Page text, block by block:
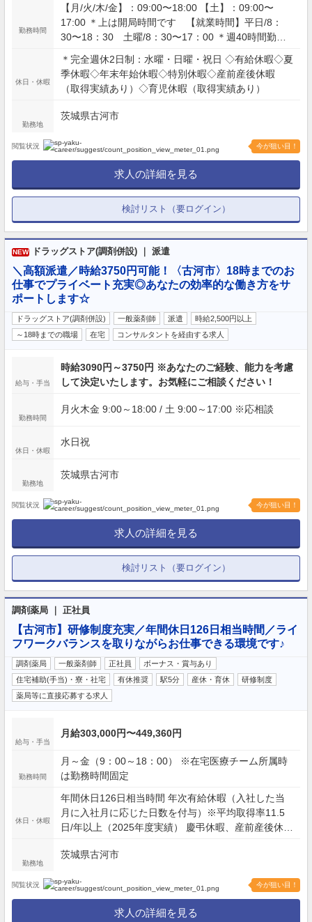
勤務時間
【月/火/木/金】：09:00〜18:00 【土】：09:00〜
17:00 ＊上は開局時間です 【就業時間】平日/8：
30〜18：30 土曜/8：30〜17：00 ＊週40時間勤務
休日・休暇
＊完全週休2日制：水曜・日曜・祝日 ◇有給休暇◇夏
季休暇◇年末年始休暇◇特別休暇◇産前産後休暇
（取得実績あり）◇育児休暇（取得実績あり）
勤務地
茨城県古河市
閲覧状況 今が狙い目！
求人の詳細を見る
検討リスト（要ログイン）
NEW ドラッグストア(調剤併設) ｜ 派遣
＼高額派遣／時給3750円可能！〈古河市〉18時までのお
仕事でプライベート充実◎あなたの効率的な働き方をサ
ポートします☆
ドラッグストア(調剤併設) 一般薬剤師 派遣
時給2,500円以上
～18時までの職場
在宅 コンサルタントを経由する求人
給与・手当
時給3090円～3750円 ※あなたのご経験、能力を考慮
して決定いたします。お気軽にご相談ください！
勤務時間
月火木金 9:00～18:00 / 土 9:00～17:00 ※応相談
休日・休暇
水日祝
勤務地
茨城県古河市
閲覧状況 今が狙い目！
求人の詳細を見る
検討リスト（要ログイン）
調剤薬局 ｜ 正社員
【古河市】研修制度充実／年間休日126日相当時間／ライ
フワークバランスを取りながらお仕事できる環境です♪
調剤薬局 一般薬剤師 正社員
ボーナス・賞与あり
住宅補助(手当)・寮・社宅
有休推奨 駅5分 産休・育休
研修制度
薬局等に直接応募する求人
給与・手当
月給303,000円〜449,360円
勤務時間
月～金（9：00～18：00） ※在宅医療チーム所属時
は勤務時間固定
休日・休暇
年間休日126日相当時間 年次有給休暇（入社した当
月に入社月に応じた日数を付与）※平均取得率11.5
日/年以上（2025年度実績） 慶弔休暇、産前産後休暇
（最長9日間、初年度最長5日間） 特別休暇（配偶者
勤2～3日間） など
勤務地
茨城県古河市
閲覧状況 今が狙い目！
求人の詳細を見る